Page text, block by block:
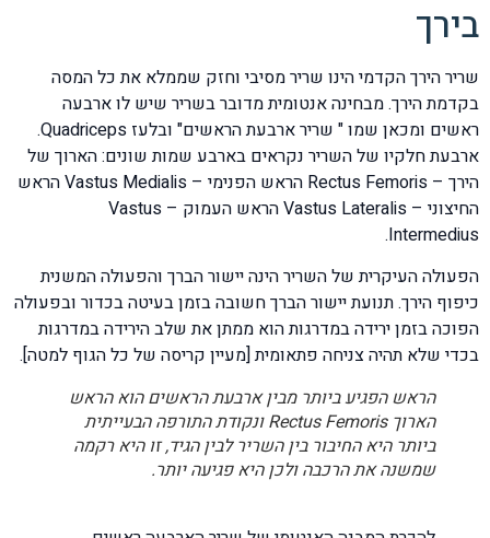
בירך
שריר הירך הקדמי הינו שריר מסיבי וחזק שממלא את כל המסה
בקדמת הירך. מבחינה אנטומית מדובר בשריר שיש לו ארבעה
ראשים ומכאן שמו " שריר ארבעת הראשים" ובלעז Quadriceps.
ארבעת חלקיו של השריר נקראים בארבע שמות שונים: הארוך של
הירך – Rectus Femoris הראש הפנימי – Vastus Medialis הראש
החיצוני – Vastus Lateralis הראש העמוק – Vastus
Intermedius.
הפעולה העיקרית של השריר הינה יישור הברך והפעולה המשנית
כיפוף הירך. תנועת יישור הברך חשובה בזמן בעיטה בכדור ובפעולה
הפוכה בזמן ירידה במדרגות הוא ממתן את שלב הירידה במדרגות
בכדי שלא תהיה צניחה פתאומית [מעיין קריסה של כל הגוף למטה].
הראש הפגיע ביותר מבין ארבעת הראשים הוא הראש
הארוך Rectus Femoris ונקודת התורפה הבעייתית
ביותר היא החיבור בין השריר לבין הגיד, זו היא רקמה
שמשנה את הרכבה ולכן היא פגיעה יותר.